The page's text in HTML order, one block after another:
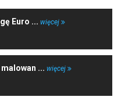
Euro ... więcej
... więcej